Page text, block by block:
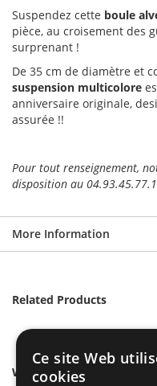
Suspendez cette boule
pièce, au croisement des
surprenant !
De 35 cm de diamètre et
suspension multicolore
anniversaire originale,
assurée !!
Pour tout renseignement,
disposition au
More Information
Related Products
We found other products
Ce site Web
cookies